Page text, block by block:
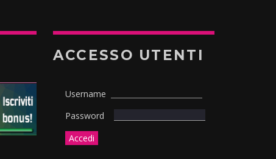
ACCESSO UTENTI
Username
Password